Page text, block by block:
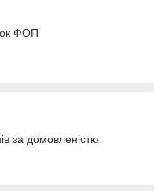
ФОП
за домовленістю